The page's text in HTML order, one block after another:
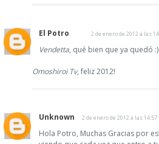
El Potro 2 de enero de 2012 a las
Vendetta, qué bien que ya quedó :)
Omoshiroi Tv, feliz 2012!
Unknown 2 de enero de 2012 a las 14:57
Hola Potro, Muchas Gracias por